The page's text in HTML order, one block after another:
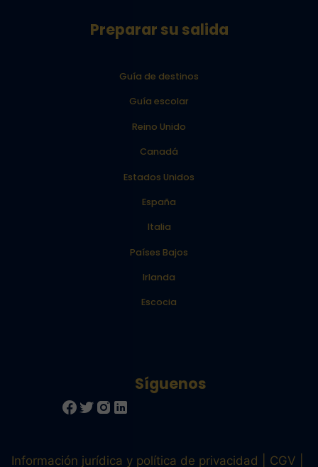
Preparar su salida
Guía de destinos
Guía escolar
Reino Unido
Canadá
Estados Unidos
España
Italia
Países Bajos
Irlanda
Escocia
Información jurídica y política de privacidad CGV